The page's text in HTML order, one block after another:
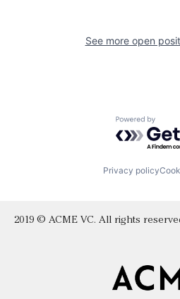
See more open
Powered by
Privacy policy
2019 © ACME VC. All rights